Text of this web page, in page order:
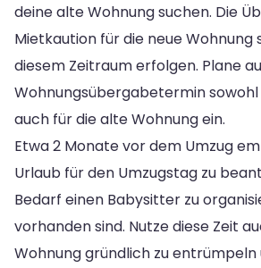
deine alte Wohnung suchen. Die
Mietkaution für die neue Wohnung
diesem Zeitraum erfolgen. Plane
Wohnungsübergabetermin sowohl
auch für die alte Wohnung ein.
Etwa 2 Monate vor dem Umzug
Urlaub für den Umzugstag zu
Bedarf einen Babysitter zu
vorhanden sind. Nutze diese Zeit
Wohnung gründlich zu